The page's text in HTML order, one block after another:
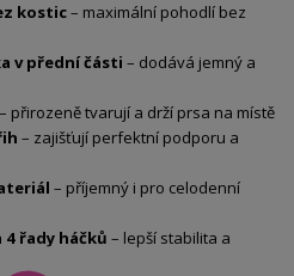
kostic– maximální pohodlí bez
v přední části – dodává jemný a
– přirozeně tvarují a drží prsa na místě
– zajišťují perfektní podporu a
– příjemný i pro celodenní
řady háčků – lepší stabilita a